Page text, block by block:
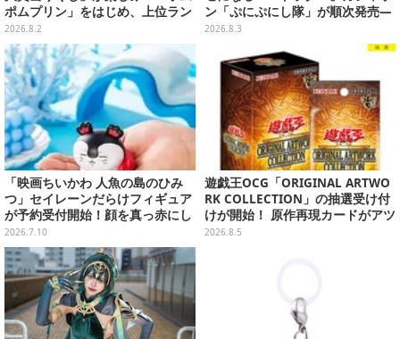
ポムプリン」をはじめ、上位ラン
クインが登場するスペシャル企画
2026.8.2
ン「ぷにぷにし隊」が順次発売―
全4種ではぐれメタルは固め
2026.8.3
「映画ちいかわ 人魚の島のひみ
つ」セイレーンだらけフィギュア
が予約受付開始！顔を真っ赤にし
て口を塞ぐ姿など全6種
2026.7.10
遊戯王OCG「ORIGINAL ARTWO
RK COLLECTION」の抽選受け付
けが開始！ 原作再現カードがアツ
いスペシャルパック
2026.8.5